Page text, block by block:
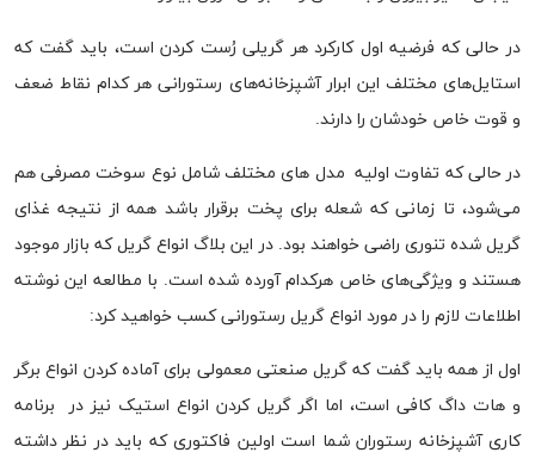
در حالی که فرضیه اول کارکرد هر گریلی رُست کردن است، باید گفت که
استایل‌های مختلف این ابرار آشپزخانه‌های رستورانی هر کدام نقاط ضعف
و قوت خاص خودشان را دارند.
در حالی که تفاوت اولیه مدل های مختلف شامل نوع سوخت مصرفی هم
می‌شود، تا زمانی که شعله برای پخت برقرار باشد همه از نتیجه غذای
گریل شده تنوری راضی خواهند بود. در این بلاگ انواع گریل که بازار موجود
هستند و ویژگی‌های خاص هرکدام آورده شده است. با مطالعه این نوشته
اطلاعات لازم را در مورد انواع گریل رستورانی کسب خواهید کرد:
اول از همه باید گفت که گریل صنعتی معمولی برای آماده کردن انواع برگر
و هات داگ کافی است، اما اگر گریل کردن انواع استیک نیز در برنامه
کاری آشپزخانه رستوران شما است اولین فاکتوری که باید در نظر داشته